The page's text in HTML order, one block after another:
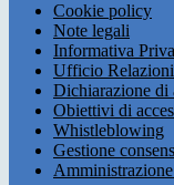
Cookie policy
Note legali
Informativa
Ufficio
Dichiarazione di
Obiettivi di
Whistleblowing
Gestione
Amministrazione